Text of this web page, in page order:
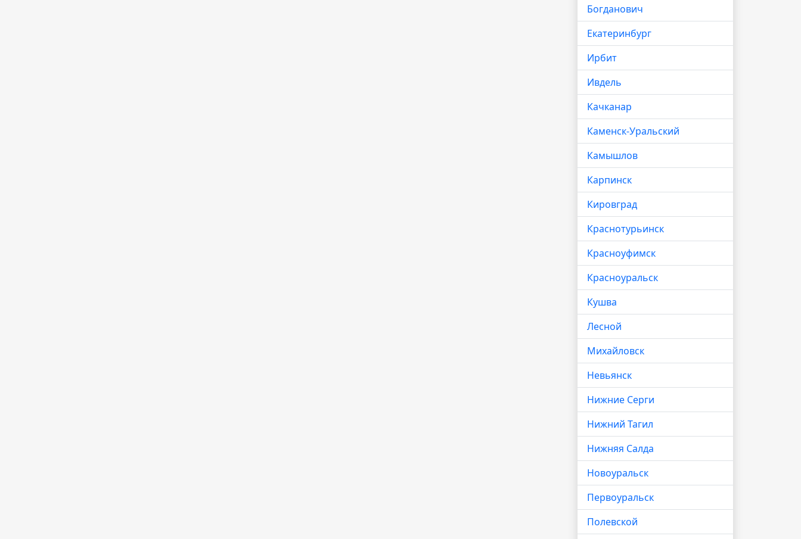
Богданович
Екатеринбург
Ирбит
Ивдель
Качканар
Каменск-Уральский
Камышлов
Карпинск
Кировград
Краснотурьинск
Красноуфимск
Красноуральск
Кушва
Лесной
Михайловск
Невьянск
Нижние Серги
Нижний Тагил
Нижняя Салда
Новоуральск
Первоуральск
Полевской